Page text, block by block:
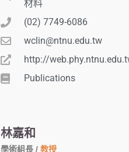
材料
(02) 7749-6086
wclin@ntnu.edu.tw
http://
Publications
林嘉和
學術組長 / 教授